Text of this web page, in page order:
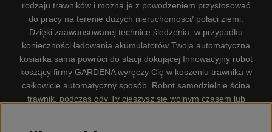
rodzaju trawników i można je z powodzeniem przystosować
do pracy na terenie dużych nieruchomości/ połaci ziemi.
Dzięki zaawansowanej technice śledzenia, w przypadku
konieczności ładowania akumulatorów Twoja automatyczna
kosiarka sama powróci do stacji dokującej Innowacyjny robot
koszący firmy GARDENA wyręczy Cię w koszeniu trawnika w
całkowicie automatyczny sposób. Robot samodzielnie ścina
trawnik, podczas gdy Ty cieszysz się wolnym czasem lub